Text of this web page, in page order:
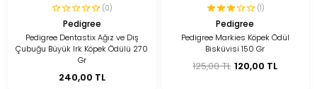
(0)
Pedigree
Pedigree Dentastix Ağız ve Diş
Çubuğu Büyük Irk Köpek Ödülü 270
Gr
240,00 TL
(1)
Pedigree
Pedigree Markies Köpek Ödül
Bisküvisi 150 Gr
125,00 TL 120,00 TL